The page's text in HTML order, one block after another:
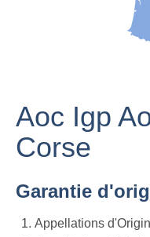
Aoc Igp
Corse
Garantie
Appellations